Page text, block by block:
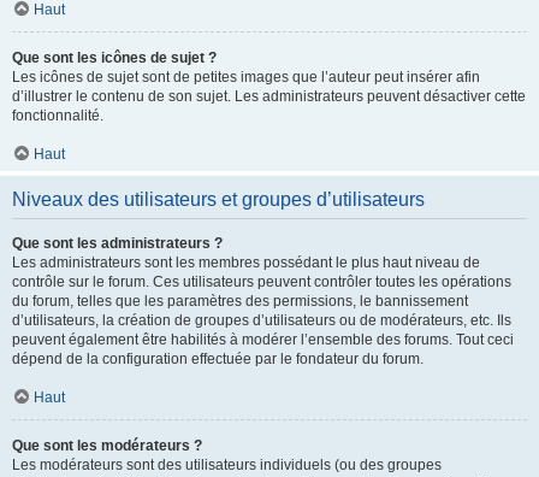
Haut
Que sont les icônes de sujet ?
Les icônes de sujet sont de petites images que l’auteur peut insérer afin
d’illustrer le contenu de son sujet. Les administrateurs peuvent désactiver cette
fonctionnalité.
Haut
Niveaux des utilisateurs et groupes d’utilisateurs
Que sont les administrateurs ?
Les administrateurs sont les membres possédant le plus haut niveau de
contrôle sur le forum. Ces utilisateurs peuvent contrôler toutes les opérations
du forum, telles que les paramètres des permissions, le bannissement
d’utilisateurs, la création de groupes d’utilisateurs ou de modérateurs, etc. Ils
peuvent également être habilités à modérer l’ensemble des forums. Tout ceci
dépend de la configuration effectuée par le fondateur du forum.
Haut
Que sont les modérateurs ?
Les modérateurs sont des utilisateurs individuels (ou des groupes